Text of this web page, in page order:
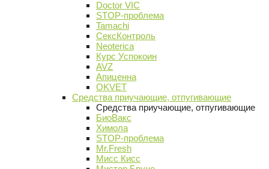
Doctor VIC
STOP-проблема
Tamachi
СексКонтроль
Neoterica
Курс Успокоин
AVZ
Апиценна
OKVET
Средства приучающие, отпугивающие
Средства приучающие, отпугивающие
БиоВакс
Химола
STOP-проблема
Mr.Fresh
Мисс Кисс